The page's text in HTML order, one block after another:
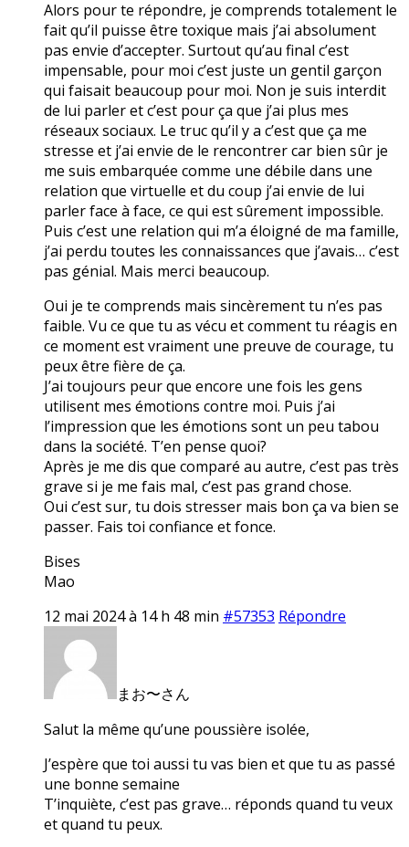
Alors pour te répondre, je comprends totalement le
fait qu’il puisse être toxique mais j’ai absolument
pas envie d’accepter. Surtout qu’au final c’est
impensable, pour moi c’est juste un gentil garçon
qui faisait beaucoup pour moi. Non je suis interdit
de lui parler et c’est pour ça que j’ai plus mes
réseaux sociaux. Le truc qu’il y a c’est que ça me
stresse et j’ai envie de le rencontrer car bien sûr je
me suis embarquée comme une débile dans une
relation que virtuelle et du coup j’ai envie de lui
parler face à face, ce qui est sûrement impossible.
Puis c’est une relation qui m’a éloigné de ma famille,
j’ai perdu toutes les connaissances que j’avais… c’est
pas génial. Mais merci beaucoup.
Oui je te comprends mais sincèrement tu n’es pas
faible. Vu ce que tu as vécu et comment tu réagis en
ce moment est vraiment une preuve de courage, tu
peux être fière de ça.
J’ai toujours peur que encore une fois les gens
utilisent mes émotions contre moi. Puis j’ai
l’impression que les émotions sont un peu tabou
dans la société. T’en pense quoi?
Après je me dis que comparé au autre, c’est pas très
grave si je me fais mal, c’est pas grand chose.
Oui c’est sur, tu dois stresser mais bon ça va bien se
passer. Fais toi confiance et fonce.
Bises
Mao
12 mai 2024 à 14 h 48 min #57353 Répondre
まお〜さん
Salut la même qu’une poussière isolée,
J’espère que toi aussi tu vas bien et que tu as passé
une bonne semaine
T’inquiète, c’est pas grave… réponds quand tu veux
et quand tu peux.